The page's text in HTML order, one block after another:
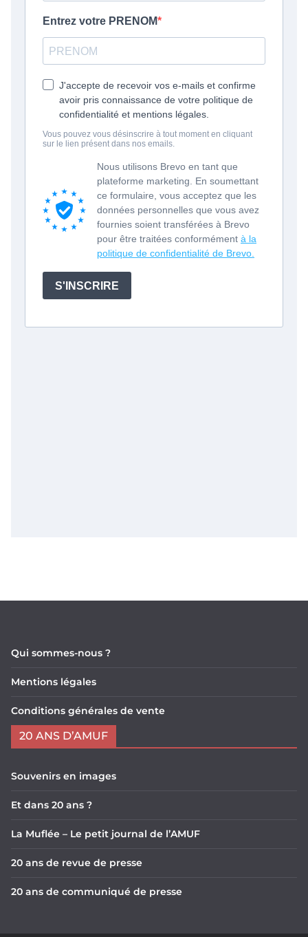
Qui sommes-nous ?
Mentions légales
Conditions générales de vente
20 ANS D’AMUF
Souvenirs en images
Et dans 20 ans ?
La Muflée – Le petit journal de l’AMUF
20 ans de revue de presse
20 ans de communiqué de presse